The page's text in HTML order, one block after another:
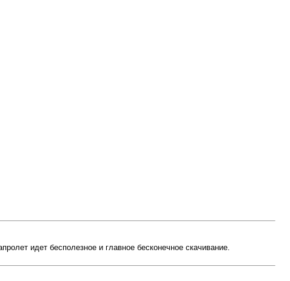
идет бесполезное и главное бесконечное скачивание.